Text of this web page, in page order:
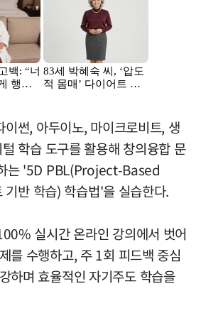
썬, 아두이노, 마이크로비트, 생
학습 도구를 활용해 창의융합 문
는 '5D PBL(Project-Based
반 학습) 학습법'을 실습한다.
실시간 온라인 강의에서 벗어
를 수행하고, 주 1회 피드백 중심
하며 효율적인 자기주도 학습을